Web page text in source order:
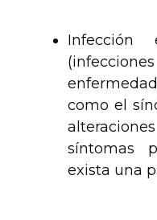
como el
síntomas
exista una